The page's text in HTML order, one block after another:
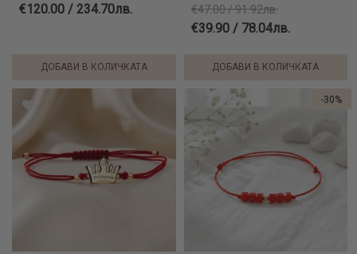
€120.00 / 234.70лв.
ДОБАВИ В КОЛИЧКАТА
€47.00 / 91.92лв.
€39.90 / 78.04лв.
ДОБАВИ В КОЛИЧКАТА
-30%